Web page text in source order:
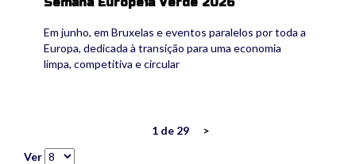
Em junho, em Bruxelas e eventos paralelos por toda a
Europa, dedicada à transição para uma economia
limpa, competitiva e circular
1 de 29
>
Ver